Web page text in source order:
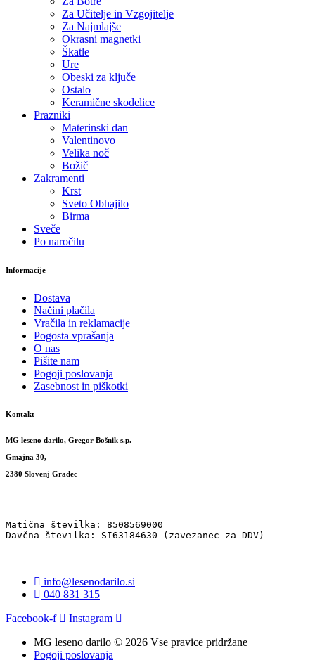
Za Učitelje in Vzgojitelje
Za Najmlajše
Okrasni magnetki
Škatle
Ure
Obeski za ključe
Ostalo
Keramične skodelice
Prazniki
Materinski dan
Valentinovo
Velika noč
Božič
Zakramenti
Krst
Sveto Obhajilo
Birma
Sveče
Po naročilu
Informacije
Dostava
Načini plačila
Vračila in reklamacije
Pogosta vprašanja
O nas
Pišite nam
Pogoji poslovanja
Zasebnost in piškotki
Kontakt
MG leseno darilo, Gregor Bošnik s.p.
Gmajna 30,
2380 Slovenj Gradec
Matična številka: 8508569000
Davčna številka: SI63184630 (zavezanec za DDV)
info@lesenodarilo.si
040 831 315
Facebook-f
Instagram
MG leseno darilo © 2026 Vse pravice pridržane
Pogoji poslovanja